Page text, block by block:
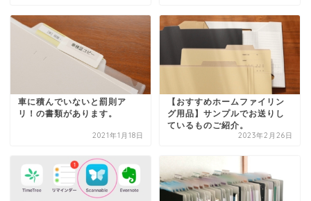
車に積んでいないと罰則ア
リ！の書類があります。
2021年1月18日
【おすすめホームファイリン
グ用品】サンプルでお送りし
ているものご紹介。
2023年2月26日